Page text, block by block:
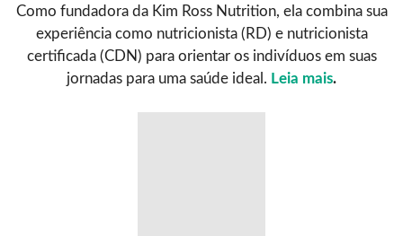
Como fundadora da Kim Ross Nutrition, ela combina sua
experiência como nutricionista (RD) e nutricionista
certificada (CDN) para orientar os indivíduos em suas
jornadas para uma saúde ideal. Leia mais.